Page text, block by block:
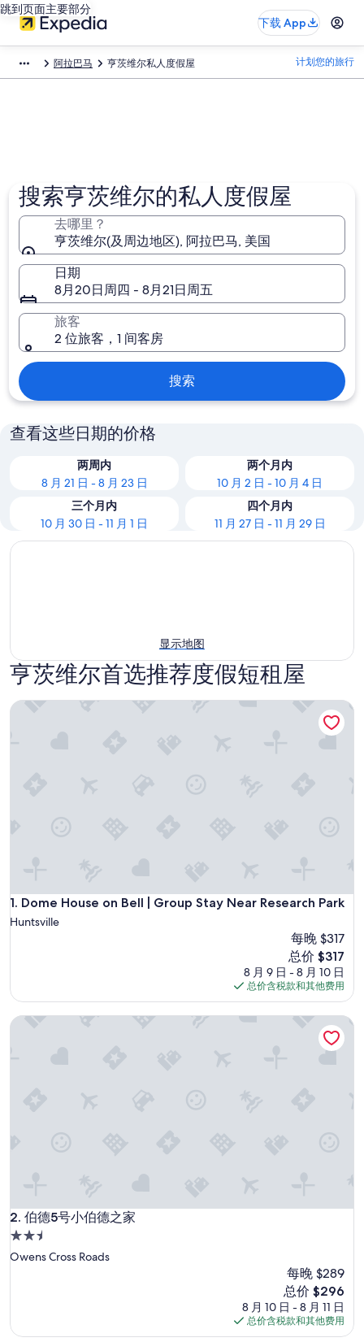
跳到页面主要部分
下载 App
阿拉巴马 亨茨维尔私人度假屋 计划您的旅行
搜索亨茨维尔的私人度假屋
去哪里？
亨茨维尔(及周边地区), 阿拉巴马, 美国
日期
8月20日周四 - 8月21日周五
旅客
2 位旅客，1 间客房
搜索
查看这些日期的价格
两周内
8 月 21 日 - 8 月 23 日
两个月内
10 月 2 日 - 10 月 4 日
三个月内
10 月 30 日 - 11 月 1 日
四个月内
11 月 27 日 - 11 月 29 日
显示地图
亨茨维尔首选推荐度假短租屋
1. Dome House on Bell | Group Stay Near Research Park
Dome House on Bell | Group Stay Near Research Park
Huntsville
每晚 $317
新
价
格
$317
总价 $317
8 月 9 日 - 8 月 10 日
总价含税款和其他费用
Dome House on Bell | Group Stay Near Research Park
2. 伯德5号小伯德之家
伯德5号小伯德之家
2.5
星
Owens Cross Roads
每晚 $289
新
价
格
$296
总价 $296
8 月 10 日 - 8 月 11 日
总价含税款和其他费用
伯德5号小伯德之家